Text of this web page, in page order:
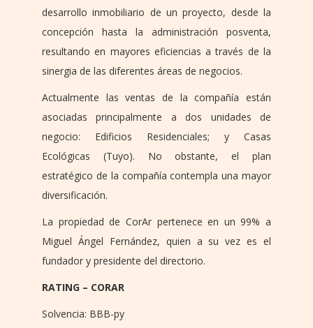
desarrollo inmobiliario de un proyecto, desde la
concepción hasta la administración posventa,
resultando en mayores eficiencias a través de la
sinergia de las diferentes áreas de negocios.
Actualmente las ventas de la compañía están
asociadas principalmente a dos unidades de
negocio: Edificios Residenciales; y Casas
Ecológicas (Tuyo). No obstante, el plan
estratégico de la compañía contempla una mayor
diversificación.
La propiedad de CorAr pertenece en un 99% a
Miguel Ángel Fernández, quien a su vez es el
fundador y presidente del directorio.
RATING – CORAR
Solvencia: BBB-py